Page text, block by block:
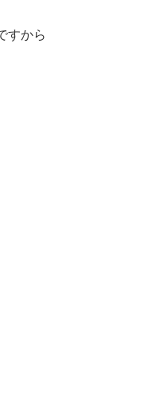
すから